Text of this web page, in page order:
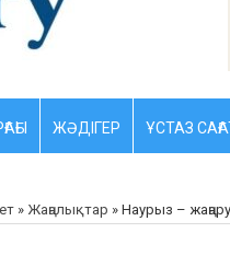
ЖӘДІГЕР ҰСТАЗ
» Жаңалықтар » Наурыз – жаңару